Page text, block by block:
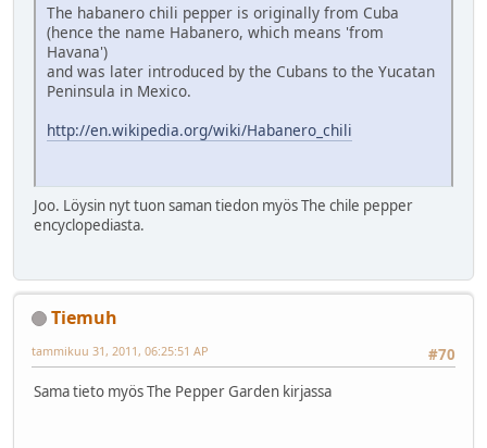
The habanero chili pepper is originally from Cuba
(hence the name Habanero, which means 'from
Havana')
and was later introduced by the Cubans to the Yucatan
Peninsula in Mexico.
http://en.wikipedia.org/wiki/Habanero_chili
Joo. Löysin nyt tuon saman tiedon myös The chile pepper
encyclopediasta.
Tiemuh
#70
tammikuu 31, 2011, 06:25:51 AP
Sama tieto myös The Pepper Garden kirjassa